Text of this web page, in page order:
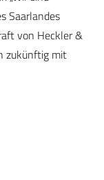
Saarlandes
von Heckler &
zukünftig mit